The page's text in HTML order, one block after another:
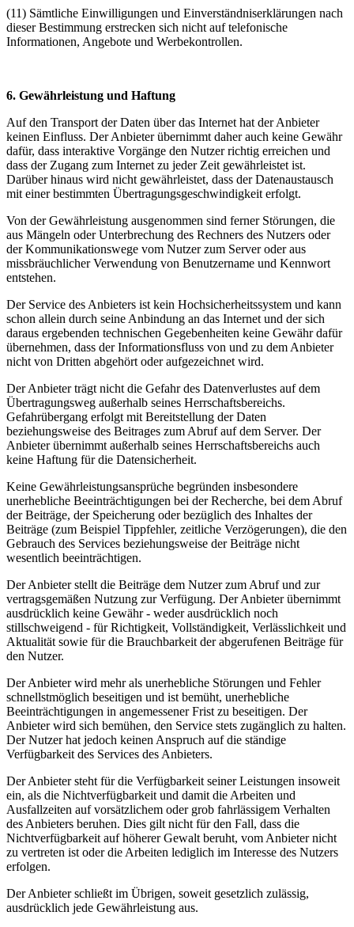
(11) Sämtliche Einwilligungen und Einverständniserklärungen nach
dieser Bestimmung erstrecken sich nicht auf telefonische
Informationen, Angebote und Werbekontrollen.
6. Gewährleistung und Haftung
Auf den Transport der Daten über das Internet hat der Anbieter
keinen Einfluss. Der Anbieter übernimmt daher auch keine Gewähr
dafür, dass interaktive Vorgänge den Nutzer richtig erreichen und
dass der Zugang zum Internet zu jeder Zeit gewährleistet ist.
Darüber hinaus wird nicht gewährleistet, dass der Datenaustausch
mit einer bestimmten Übertragungsgeschwindigkeit erfolgt.
Von der Gewährleistung ausgenommen sind ferner Störungen, die
aus Mängeln oder Unterbrechung des Rechners des Nutzers oder
der Kommunikationswege vom Nutzer zum Server oder aus
missbräuchlicher Verwendung von Benutzername und Kennwort
entstehen.
Der Service des Anbieters ist kein Hochsicherheitssystem und kann
schon allein durch seine Anbindung an das Internet und der sich
daraus ergebenden technischen Gegebenheiten keine Gewähr dafür
übernehmen, dass der Informationsfluss von und zu dem Anbieter
nicht von Dritten abgehört oder aufgezeichnet wird.
Der Anbieter trägt nicht die Gefahr des Datenverlustes auf dem
Übertragungsweg außerhalb seines Herrschaftsbereichs.
Gefahrübergang erfolgt mit Bereitstellung der Daten
beziehungsweise des Beitrages zum Abruf auf dem Server. Der
Anbieter übernimmt außerhalb seines Herrschaftsbereichs auch
keine Haftung für die Datensicherheit.
Keine Gewährleistungsansprüche begründen insbesondere
unerhebliche Beeinträchtigungen bei der Recherche, bei dem Abruf
der Beiträge, der Speicherung oder bezüglich des Inhaltes der
Beiträge (zum Beispiel Tippfehler, zeitliche Verzögerungen), die den
Gebrauch des Services beziehungsweise der Beiträge nicht
wesentlich beeinträchtigen.
Der Anbieter stellt die Beiträge dem Nutzer zum Abruf und zur
vertragsgemäßen Nutzung zur Verfügung. Der Anbieter übernimmt
ausdrücklich keine Gewähr - weder ausdrücklich noch
stillschweigend - für Richtigkeit, Vollständigkeit, Verlässlichkeit und
Aktualität sowie für die Brauchbarkeit der abgerufenen Beiträge für
den Nutzer.
Der Anbieter wird mehr als unerhebliche Störungen und Fehler
schnellstmöglich beseitigen und ist bemüht, unerhebliche
Beeinträchtigungen in angemessener Frist zu beseitigen. Der
Anbieter wird sich bemühen, den Service stets zugänglich zu halten.
Der Nutzer hat jedoch keinen Anspruch auf die ständige
Verfügbarkeit des Services des Anbieters.
Der Anbieter steht für die Verfügbarkeit seiner Leistungen insoweit
ein, als die Nichtverfügbarkeit und damit die Arbeiten und
Ausfallzeiten auf vorsätzlichem oder grob fahrlässigem Verhalten
des Anbieters beruhen. Dies gilt nicht für den Fall, dass die
Nichtverfügbarkeit auf höherer Gewalt beruht, vom Anbieter nicht
zu vertreten ist oder die Arbeiten lediglich im Interesse des Nutzers
erfolgen.
Der Anbieter schließt im Übrigen, soweit gesetzlich zulässig,
ausdrücklich jede Gewährleistung aus.